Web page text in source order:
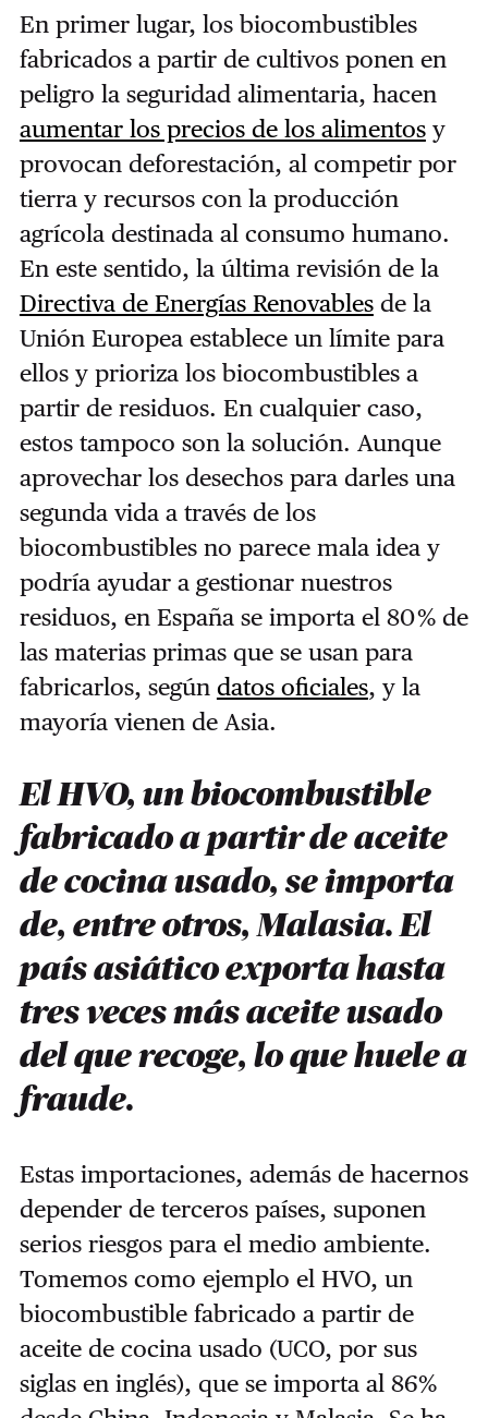
En primer lugar, los biocombustibles
fabricados a partir de cultivos ponen en
peligro la seguridad alimentaria, hacen
aumentar los precios de los alimentosy
provocan deforestación, al competir por
tierra y recursos con la producción
agrícola destinada al consumo humano.
En este sentido, la última revisión de la
Directiva de Energías Renovablesde la
Unión Europea establece un límite para
ellos y prioriza los biocombustibles a
partir de residuos. En cualquier caso,
estos tampoco son la solución. Aunque
aprovechar los desechos para darles una
segunda vida a través de los
biocombustibles no parece mala idea y
podría ayudar a gestionar nuestros
residuos, en España se importa el 80 % de
las materias primas que se usan para
fabricarlos, según datos oficiales, y la
mayoría vienen de Asia.
El HVO, un biocombustible
fabricado a partir de aceite
de cocina usado, se importa
de, entre otros, Malasia. El
país asiático exporta hasta
tres veces más aceite usado
del que recoge, lo que huele a
fraude.
Estas importaciones, además de hacernos
depender de terceros países, suponen
serios riesgos para el medio ambiente.
Tomemos como ejemplo el HVO, un
biocombustible fabricado a partir de
aceite de cocina usado (UCO, por sus
siglas en inglés), que se importa al 86%